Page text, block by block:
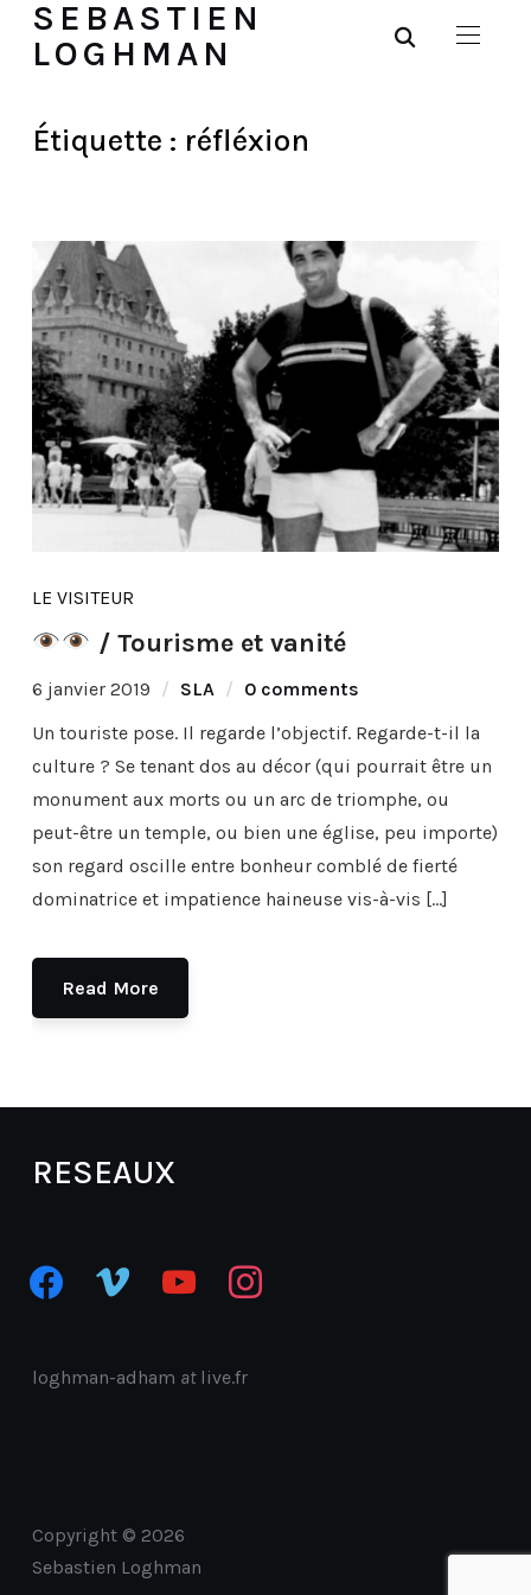
SEBASTIEN
LOGHMAN
Étiquette : réfléxion
LE VISITEUR
/ Tourisme et vanité
6 janvier 2019 SLA
0 comments
Un touriste pose. Il regarde l’objectif. Regarde-t-il la
culture ? Se tenant dos au décor (qui pourrait être un
monument aux morts ou un arc de triomphe, ou
peut-être un temple, ou bien une église, peu importe)
son regard oscille entre bonheur comblé de fierté
dominatrice et impatience haineuse vis-à-vis […]
Read More
RESEAUX
facebookvimeo youtube instagram
loghman-adham atlive.fr
Copyright © 2026
Sebastien Loghman